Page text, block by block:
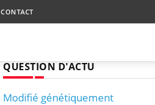
CONTACT
QUESTION D'ACTU
Modifié génétiquement